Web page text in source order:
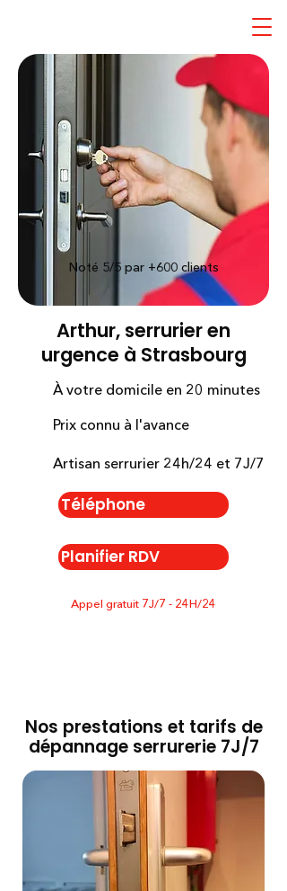
Noté 5/5 par +600clients
Arthur, serrurier en
urgence à Strasbourg
À votre domicile en 20 minutes
Prix connu à l'avance
Artisan serrurier 24h/24 et 7J/7
Téléphone
Planifier RDV
Appel gratuit 7J/7 - 24H/24
Nos prestations et tarifs de
dépannage serrurerie 7J/7